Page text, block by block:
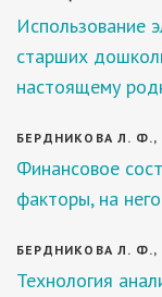
Использование
старших
настоящему
БЕРДНИКОВА Л. Ф.,
Финансовое
факторы, на
БЕРДНИКОВА Л. Ф.,
Технология